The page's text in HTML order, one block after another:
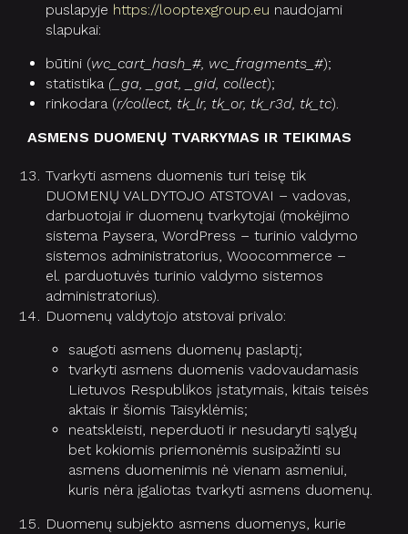
puslapyje https://looptexgroup.eu naudojami
slapukai:
būtini (wc_cart_hash_#, wc_fragments_#);
statistika (_ga, _gat, _gid, collect);
rinkodara (r/collect, tk_lr, tk_or, tk_r3d, tk_tc).
ASMENS DUOMENŲ TVARKYMAS IR TEIKIMAS
Tvarkyti asmens duomenis turi teisę tik
DUOMENŲ VALDYTOJO ATSTOVAI – vadovas,
darbuotojai ir duomenų tvarkytojai (mokėjimo
sistema Paysera, WordPress – turinio valdymo
sistemos administratorius, Woocommerce –
el. parduotuvės turinio valdymo sistemos
administratorius).
Duomenų valdytojo atstovai privalo:
saugoti asmens duomenų paslaptį;
tvarkyti asmens duomenis vadovaudamasis
Lietuvos Respublikos įstatymais, kitais teisės
aktais ir šiomis Taisyklėmis;
neatskleisti, neperduoti ir nesudaryti sąlygų
bet kokiomis priemonėmis susipažinti su
asmens duomenimis nė vienam asmeniui,
kuris nėra įgaliotas tvarkyti asmens duomenų.
Duomenų subjekto asmens duomenys, kurie